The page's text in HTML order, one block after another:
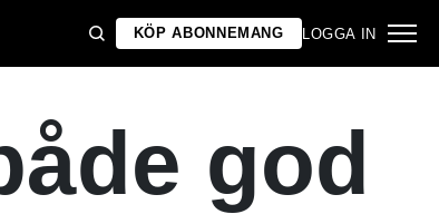
KÖP ABONNEMANG LOGGA IN
god